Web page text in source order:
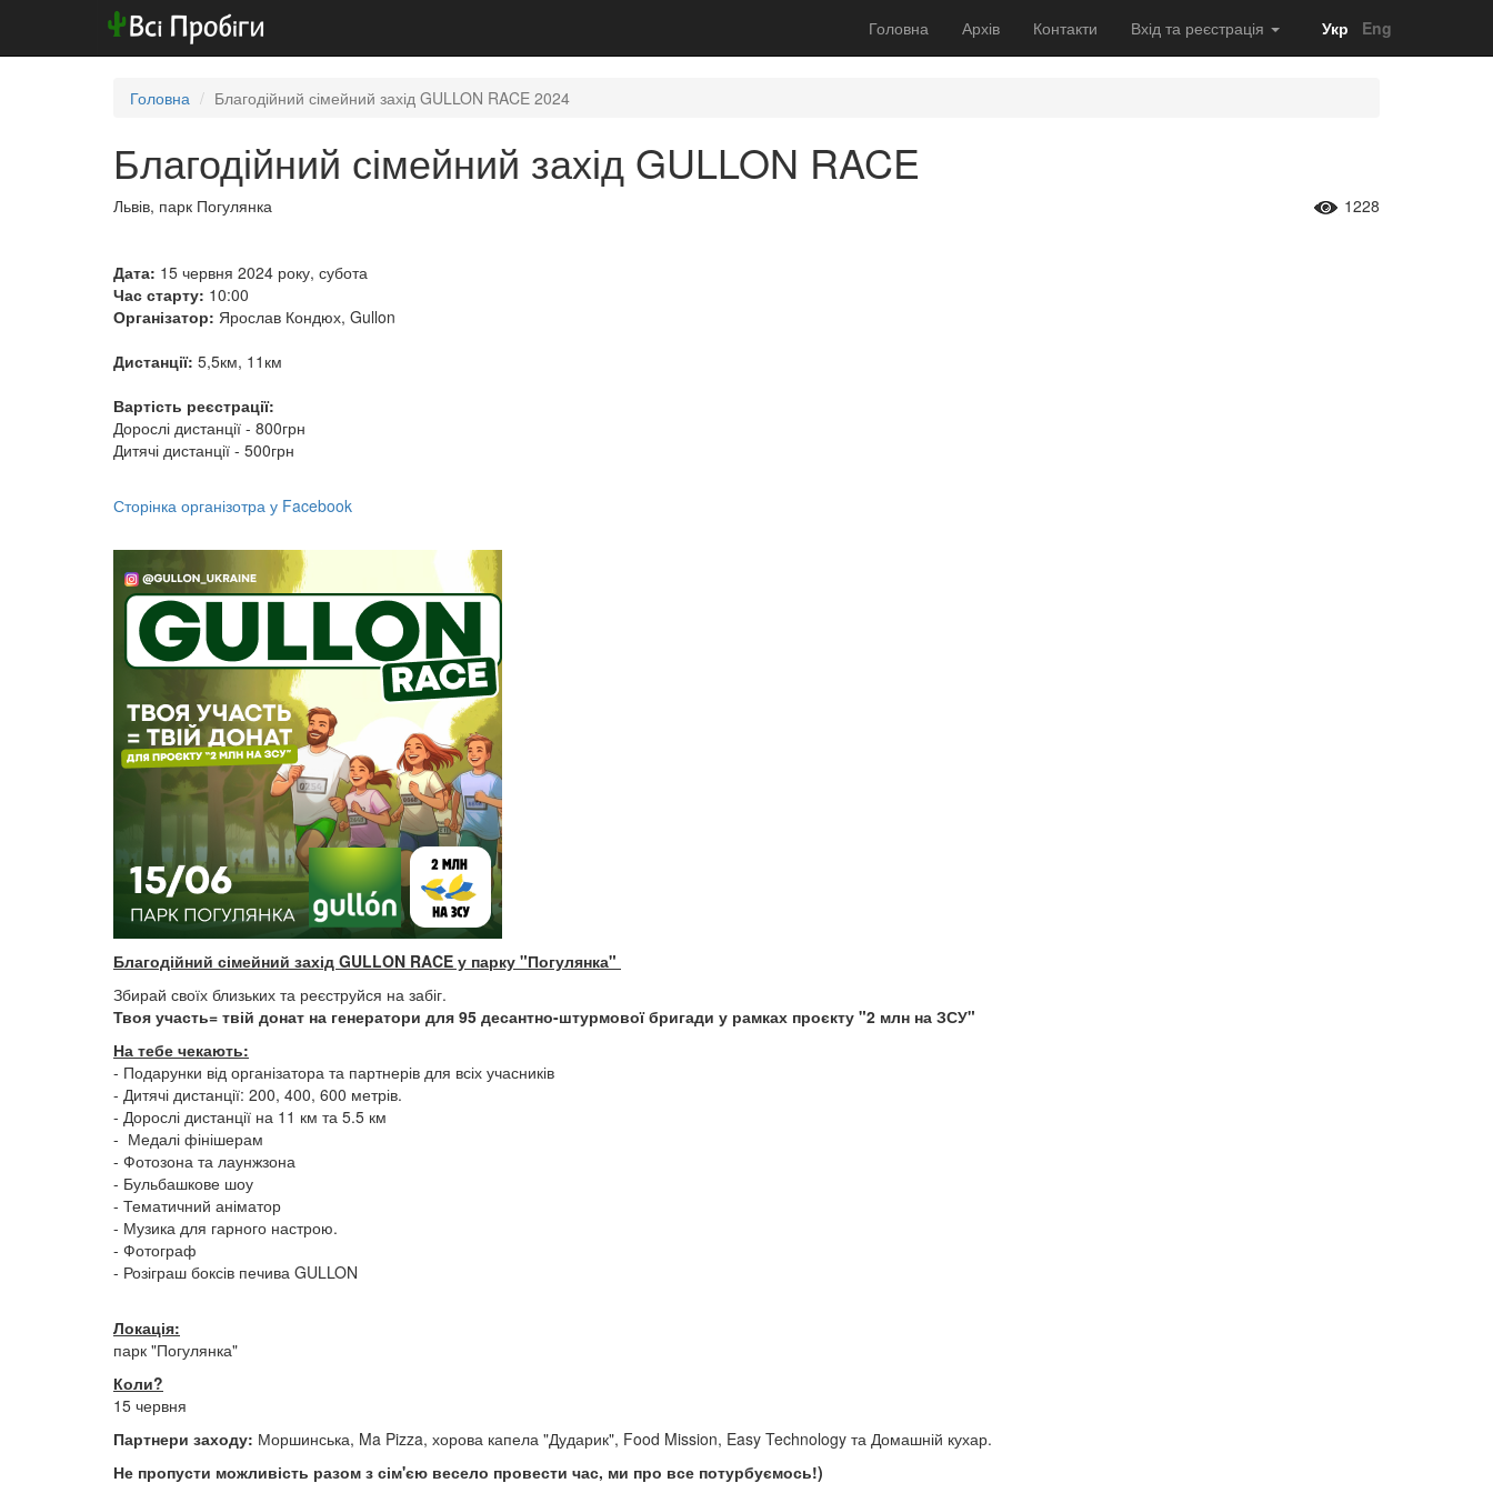
Головна Архів Контакти Вхід та реєстрація Укр Eng
Головна Благодійний сімейний захід GULLON RACE 2024
Благодійний сімейний захід GULLON RACE
Львів, парк Погулянка 1228
Дата: 15 червня 2024 року, субота
Час старту: 10:00
Організатор: Ярослав Кондюх, Gullon
Дистанції: 5,5км, 11км
Вартість реєстрації:
Дорослі дистанції - 800грн
​​​​​​​Дитячі дистанції - 500грн
Сторінка організотра у Facebook
Благодійний сімейний захід GULLON RACE у парку "Погулянка"
Збирай своїх близьких та реєструйся на забіг.
Твоя участь= твій донат на генератори для 95 десантно-штурмової бригади у рамках проєкту "2 млн на ЗСУ"
На тебе чекають:
- Подарунки від організатора та партнерів для всіх учасників
- Дитячі дистанції: 200, 400, 600 метрів.
- Дорослі дистанції на 11 км та 5.5 км
- Медалі фінішерам
- Фотозона та лаунжзона
- Бульбашкове шоу
- Тематичний аніматор
- Музика для гарного настрою.
- Фотограф
- Розіграш боксів печива GULLON
Локація:
парк "Погулянка"
Коли?
15 червня
Партнери заходу: Моршинська, Ma Pizza, хорова капела "Дударик", Food Mission, Easy Technology та Домашній кухар.
Не пропусти можливість разом з сім'єю весело провести час, ми про все потурбуємось!)